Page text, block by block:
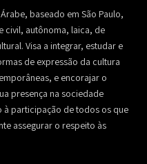
baseado em São Paulo,
civil, autônoma, laica, de
Visa a integrar, estudar e
de expressão da cultura
e encorajar o
presença na sociedade
à participação de todos os que
assegurar o respeito às